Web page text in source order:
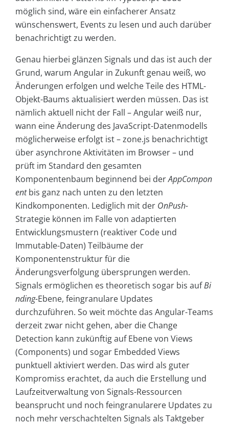
möglich sind, wäre ein einfacherer Ansatz
wünschenswert, Events zu lesen und auch darüber
benachrichtigt zu werden.
Genau hierbei glänzen Signals und das ist auch der
Grund, warum Angular in Zukunft genau weiß, wo
Änderungen erfolgen und welche Teile des HTML-
Objekt-Baums aktualisiert werden müssen. Das ist
nämlich aktuell nicht der Fall – Angular weiß nur,
wann eine Änderung des JavaScript-Datenmodells
möglicherweise erfolgt ist – zone.js benachrichtigt
über asynchrone Aktivitäten im Browser – und
prüft im Standard den gesamten
Komponentenbaum beginnend bei derAppCompon
entbis ganz nach unten zu den letzten
Kindkomponenten. Lediglich mit der OnPush-
Strategie können im Falle von adaptierten
Entwicklungsmustern (reaktiver Code und
Immutable-Daten) Teilbäume der
Komponentenstruktur für die
Änderungsverfolgung übersprungen werden.
Signals ermöglichen es theoretisch sogar bis aufBi
nding-Ebene, feingranulare Updates
durchzuführen. So weit möchte das Angular-Teams
derzeit zwar nicht gehen, aber die Change
Detection kann zukünftig auf Ebene von Views
(Components) und sogar Embedded Views
punktuell aktiviert werden. Das wird als guter
Kompromiss erachtet, da auch die Erstellung und
Laufzeitverwaltung von Signals-Ressourcen
beansprucht und noch feingranularere Updates zu
noch mehr verschachtelten Signals als Taktgeber